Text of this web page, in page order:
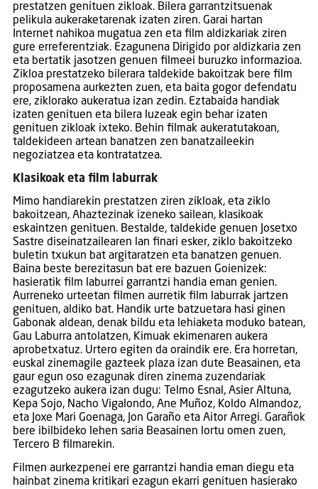
prestatzen genituen zikloak. Bilera garrantzitsuenak
pelikula aukeraketarenak izaten ziren. Garai hartan
Internet nahikoa mugatua zen eta film aldizkariak ziren
gure erreferentziak. Ezagunena Dirigido por aldizkaria zen
eta bertatik jasotzen genuen filmeei buruzko informazioa.
Zikloa prestatzeko bilerara taldekide bakoitzak bere film
proposamena aurkezten zuen, eta baita gogor defendatu
ere, ziklorako aukeratua izan zedin. Eztabaida handiak
izaten genituen eta bilera luzeak egin behar izaten
genituen zikloak ixteko. Behin filmak aukeratutakoan,
taldekideen artean banatzen zen banatzaileekin
negoziatzea eta kontratatzea.
Klasikoak eta film laburrak
Mimo handiarekin prestatzen ziren zikloak, eta ziklo
bakoitzean, Ahaztezinak izeneko sailean, klasikoak
eskaintzen genituen. Bestalde, taldekide genuen Josetxo
Sastre diseinatzailearen lan finari esker, ziklo bakoitzeko
buletin txukun bat argitaratzen eta banatzen genuen.
Baina beste berezitasun bat ere bazuen Goienizek:
hasieratik film laburrei garrantzi handia eman genien.
Aurreneko urteetan filmen aurretik film laburrak jartzen
genituen, aldiko bat. Handik urte batzuetara hasi ginen
Gabonak aldean, denak bildu eta lehiaketa moduko batean,
Gau Laburra antolatzen, Kimuak ekimenaren aukera
aprobetxatuz. Urtero egiten da oraindik ere. Era horretan,
euskal zinemagile gazteek plaza izan dute Beasainen, eta
gaur egun oso ezagunak diren zinema zuzendariak
ezagutzeko aukera izan dugu: Telmo Esnal, Asier Altuna,
Kepa Sojo, Nacho Vigalondo, Ane Muñoz, Koldo Almandoz,
eta Joxe Mari Goenaga, Jon Garaño eta Aitor Arregi. Garañok
bere ibilbideko lehen saria Beasainen lortu omen zuen,
Tercero B filmarekin.
Filmen aurkezpenei ere garrantzi handia eman diegu eta
hainbat zinema kritikari ezagun ekarri genituen hasierako